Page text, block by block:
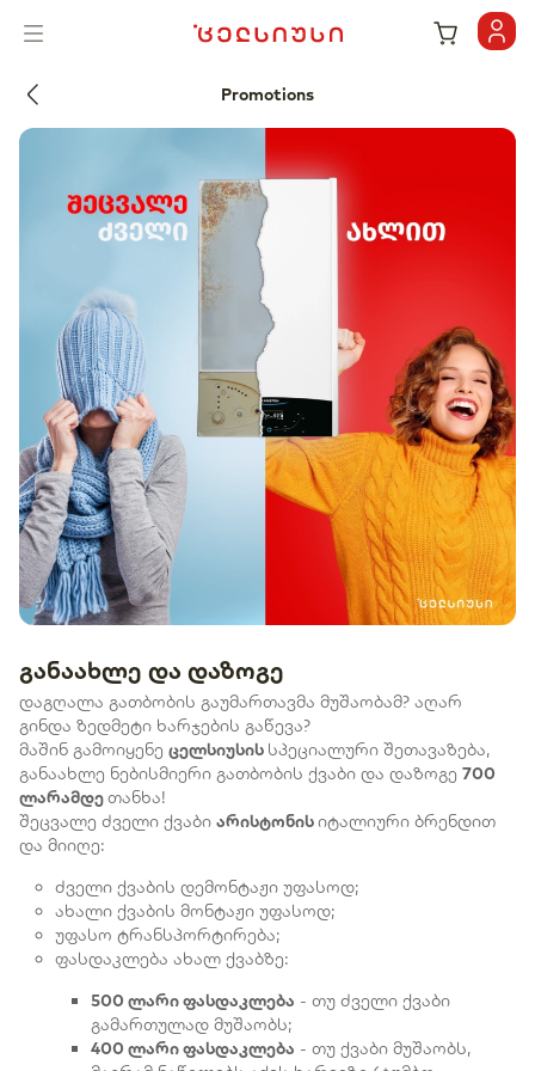
Promotions
განაახლე და დაზოგე
დაგღალა გათბობის გაუმართავმა მუშაობამ? აღარ
გინდა ზედმეტი ხარჯების გაწევა?
მაშინ გამოიყენე ცელსიუსის სპეციალური შეთავაზება,
განაახლე ნებისმიერი გათბობის ქვაბი და დაზოგე 700
ლარამდეთანხა!
შეცვალე ძველი ქვაბი არისტონისიტალიური ბრენდით
და მიიღე:
ძველი ქვაბის დემონტაჟი უფასოდ;
ახალი ქვაბის მონტაჟი უფასოდ;
უფასო ტრანსპორტირება;
ფასდაკლება ახალ ქვაბზე:
500 ლარი ფასდაკლება - თუ ძველი ქვაბი
გამართულად მუშაობს;
400 ლარი ფასდაკლება - თუ ქვაბი მუშაობს,